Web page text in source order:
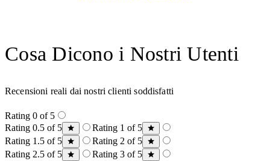
Cosa Dicono i Nostri Utenti
Recensioni reali dai nostri clienti soddisfatti
Rating 0 of 5
Rating 0.5 of 5
Rating 1 of 5
Rating 1.5 of 5
Rating 2 of 5
Rating 2.5 of 5
Rating 3 of 5